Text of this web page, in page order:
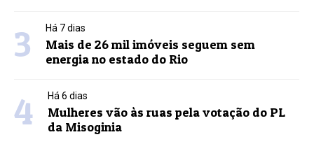
3 Há 7 dias
Mais de 26 mil imóveis seguem sem
energia no estado do Rio
4 Há 6 dias
Mulheres vão às ruas pela votação do PL
da Misoginia